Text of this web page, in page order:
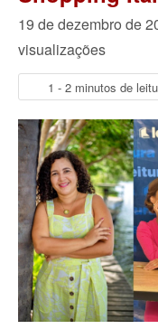
19 de dezembro de
visualizações
1 - 2 minutos de